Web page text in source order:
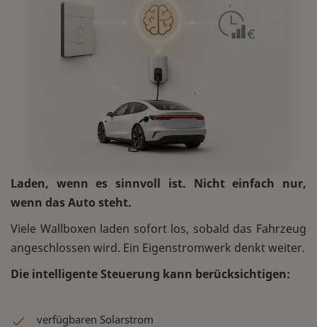
Laden, wenn es sinnvoll ist. Nicht einfach nur,
wenn das Auto steht.
Viele Wallboxen laden sofort los, sobald das Fahrzeug
angeschlossen wird. Ein Eigenstromwerk denkt weiter.
Die intelligente Steuerung kann berücksichtigen:
verfügbaren Solarstrom